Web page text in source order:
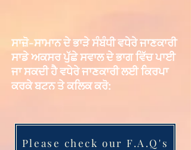
ਸਾਜ਼ੋ-ਸਾਮਾਨ ਦੇ ਭਾੜੇ ਸੰਬੰਧੀ ਵਧੇਰੇ ਜਾਣਕਾਰੀ
ਸਾਡੇ ਅਕਸਰ ਪੁੱਛੇ ਸਵਾਲ ਦੇ ਭਾਗ ਵਿੱਚ ਪਾਈ
ਜਾ ਸਕਦੀ ਹੈ ਵਧੇਰੇ ਜਾਣਕਾਰੀ ਲਈ ਕਿਰਪਾ
ਕਰਕੇ ਬਟਨ ਤੇ ਕਲਿਕ ਕਰੋ:
Please check our F.A.Q's